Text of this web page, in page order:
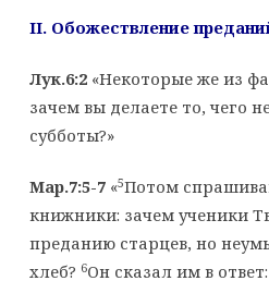
II. Обожествление
Лук.6:2«Некоторые же из
зачем вы делаете то, чего
субботы?»
Мар.7:5-7«5Потом
книжники: зачем ученики
преданию старцев, но
хлеб? 6Он сказал им в